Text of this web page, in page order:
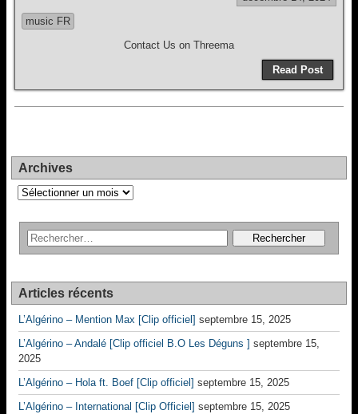
music FR
Contact Us on Threema
Read Post
Archives
Archives
Articles récents
L’Algérino – Mention Max [Clip officiel] septembre 15, 2025
L’Algérino – Andalé [Clip officiel B.O Les Déguns ] septembre 15,
2025
L’Algérino – Hola ft. Boef [Clip officiel] septembre 15, 2025
L’Algérino – International [Clip Officiel] septembre 15, 2025